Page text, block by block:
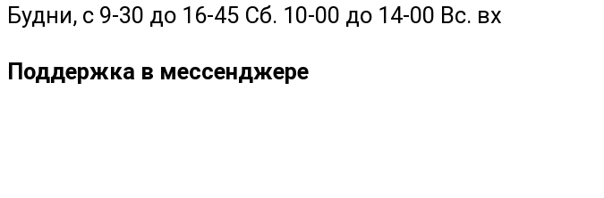
Будни, с 9-30 до 16-45 Сб. 10-00 до 14-00 Вс. вх
Поддержка в мессенджере